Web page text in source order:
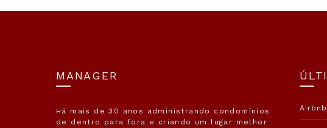
MANAGER
Há mais de 30 anos administrando condomínios
de dentro para fora e criando um lugar melhor